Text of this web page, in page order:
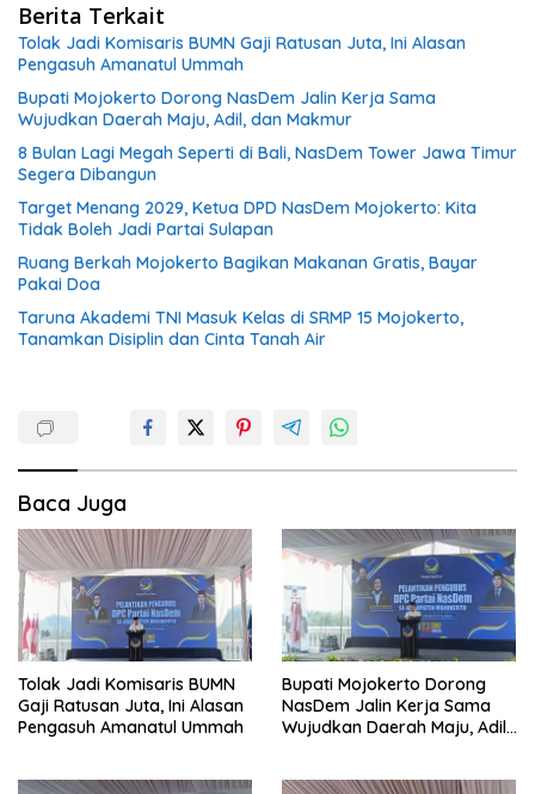
Berita Terkait
Tolak Jadi Komisaris BUMN Gaji Ratusan Juta, Ini Alasan
Pengasuh Amanatul Ummah
Bupati Mojokerto Dorong NasDem Jalin Kerja Sama
Wujudkan Daerah Maju, Adil, dan Makmur
8 Bulan Lagi Megah Seperti di Bali, NasDem Tower Jawa Timur
Segera Dibangun
Target Menang 2029, Ketua DPD NasDem Mojokerto: Kita
Tidak Boleh Jadi Partai Sulapan
Ruang Berkah Mojokerto Bagikan Makanan Gratis, Bayar
Pakai Doa
Taruna Akademi TNI Masuk Kelas di SRMP 15 Mojokerto,
Tanamkan Disiplin dan Cinta Tanah Air
Baca Juga
Tolak Jadi Komisaris BUMN
Gaji Ratusan Juta, Ini Alasan
Pengasuh Amanatul Ummah
Bupati Mojokerto Dorong
NasDem Jalin Kerja Sama
Wujudkan Daerah Maju, Adil,